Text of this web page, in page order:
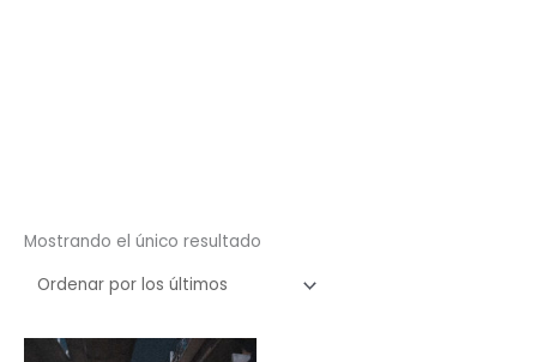
Mostrando el único resultado